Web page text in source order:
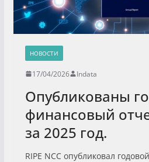
НОВОСТИ
17/04/2026 Indata
Опубликованы
финансовый
за 2025 год.
RIPE NCC опубликовал